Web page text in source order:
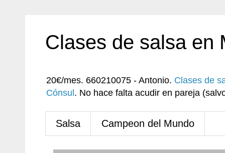
Clases de salsa en
20€/mes. 660210075 - Antonio. Clases de
Cónsul . No hace falta acudir en pareja
Salsa Campeon del Mundo